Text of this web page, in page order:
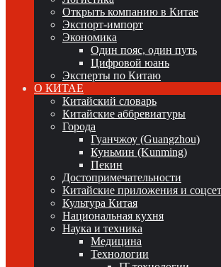
Открыть компанию в Китае
Экспорт-импорт
Экономика
Один пояс, один путь
Цифровой юань
Эксперты по Китаю
О КИТАЕ
Китайский словарь
Китайские аббревиатуры
Города
Гуанчжоу (Guangzhou)
Куньмин (Kunming)
Пекин
Достопримечательности
Китайские приложения и
Культура Китая
Национальная кухня
Наука и техника
Медицина
Технологии